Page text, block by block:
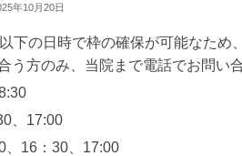
年10月20日
下の日時で枠の確保が可能なため
う方のみ、当院まで電話でお問い
17:00
：30、17:00